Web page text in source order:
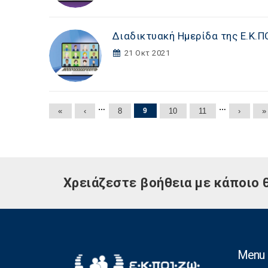
Διαδικτυακή Ημερίδα της
21 Οκτ 2021
Σελίδες
« ‹ … 8 9 10 11 … › »
Χρειάζεστε βοήθεια με κάποιο
Menu